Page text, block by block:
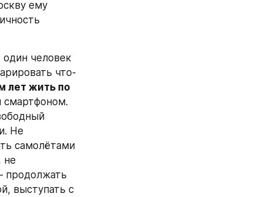
ему
один человек
что-
лет жить по
смартфоном.
Не
самолётами
не
продолжать
выступать с